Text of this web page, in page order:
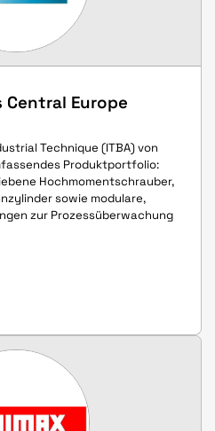
Central Europe
Technique (ITBA) von
Produktportfolio:
Hochmomentschrauber,
sowie modulare,
zur Prozessüberwachung